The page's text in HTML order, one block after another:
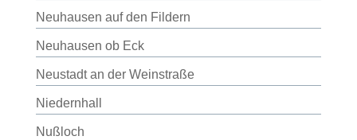
Neuhausen auf den Fildern
Neuhausen ob Eck
Neustadt an der Weinstraße
Niedernhall
Nußloch